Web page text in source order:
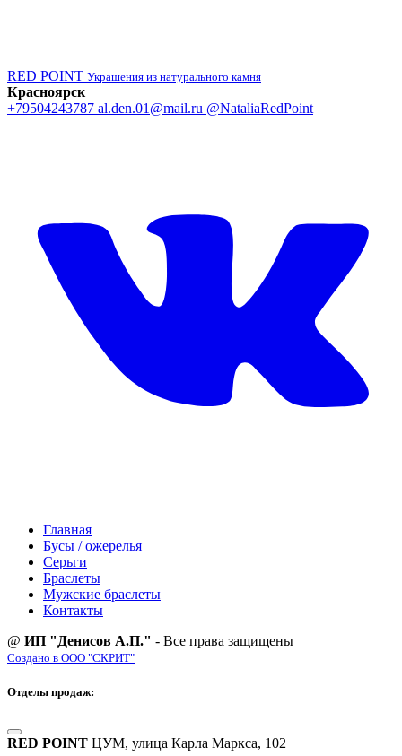
RED POINT Украшения из натурального камня
Красноярск
+79504243787 al.den.01@mail.ru @NataliaRedPoint
Главная
Бусы / ожерелья
Серьги
Браслеты
Мужские браслеты
Контакты
@ ИП "Денисов А.П." - Все права защищены
Создано в ООО "СКРИТ"
Отделы продаж:
RED POINT ЦУМ, улица Карла Маркса, 102